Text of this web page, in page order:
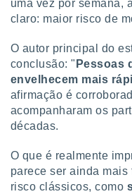
ao
através
nós e
para
e
uma vez por semana,
claro: maior risco de
O autor principal do
conclusão: " Pessoas
envelhecem mais
afirmação é
acompanharam os
décadas.
O que é realmente
parece ser ainda
risco clássicos, como